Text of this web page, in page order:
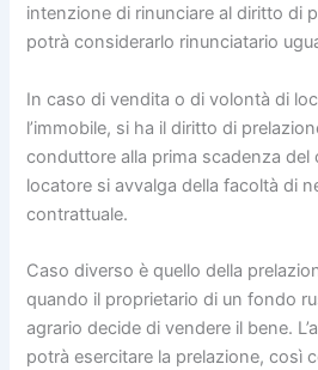
intenzione di rinunciare al diritto di
potrà considerarlo rinunciatario
In caso di vendita o di volontà di
l’immobile, si ha il diritto di
conduttore alla prima scadenza del
locatore si avvalga della facoltà di
contrattuale.
Caso diverso è quello della
quando il proprietario di un fondo
agrario decide di vendere il bene.
potrà esercitare la prelazione, così